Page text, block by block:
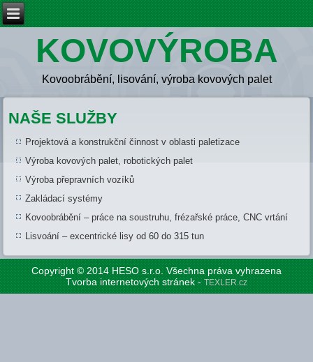
KOVOVÝROBA
Kovoobrábění, lisování, výroba kovových palet
NAŠE SLUŽBY
Projektová a konstrukční činnost v oblasti paletizace
Výroba kovových palet, robotických palet
Výroba přepravních vozíků
Zakládací systémy
Kovoobrábění – práce na soustruhu, frézařské práce, CNC vrtání
Lisvoání – excentrické lisy od 60 do 315 tun
Copyright © 2014 HESO s.r.o. Všechna práva vyhrazena
Tvorba internetových stránek -TEXLER.cz